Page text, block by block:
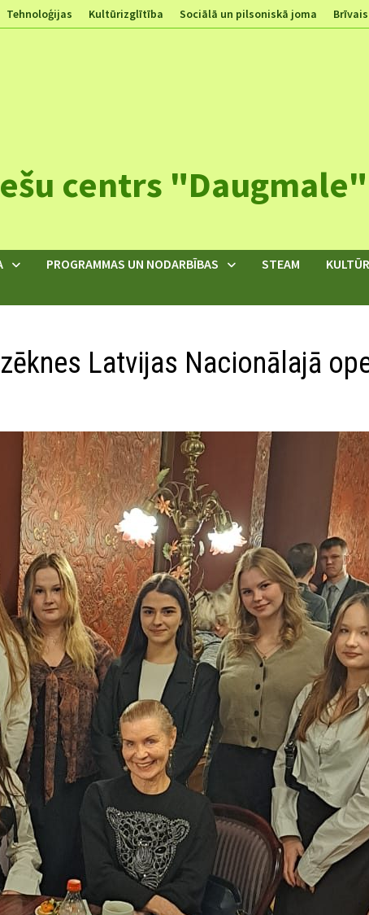
Tehnoloģijas Kultūrizglītība Sociālā un pilsoniskā joma
centrs
PROGRAMMAS UN NODARBĪBAS STEAM
Latvijas Nacionālajā